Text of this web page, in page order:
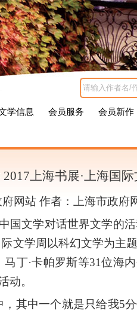
学信息 会员服务 会员新作
上海书展·上海国
网站 作者：上海市政府
文学对话世界文学的活
文学周以科幻文学为主
丁·卡帕罗斯等31位海
动。
其中一个就是只给我5